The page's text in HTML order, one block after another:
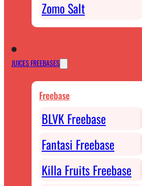
Zomo Salt
JUICES FREEBASES
Freebase
BLVK Freebase
Fantasi Freebase
Killa Fruits Freebase